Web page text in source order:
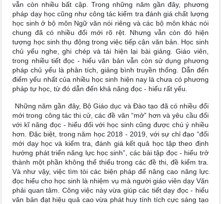
vẫn còn nhiều bất cập. Trong những năm gần đây, phương
pháp dạy học cũng như công tác kiểm tra đánh giá chất lượng
học sinh ở bộ môn Ngữ văn nói riêng và các bộ môn khác nói
chung đã có nhiều đổi mới rõ rệt. Nhưng vẫn còn đó hiện
tượng học sinh thụ động trong việc tiếp cận văn bản. Học sinh
chủ yếu nghe, ghi chép và tái hiện lại bài giảng. Giáo viên,
trong nhiều tiết đọc - hiểu văn bản vẫn còn sử dụng phương
pháp chủ yếu là phân tích, giảng bình truyền thống. Dẫn đến
điểm yếu nhất của nhiều học sinh hiện nay là chưa có phương
pháp tự học, từ đó dẫn đến khả năng đọc - hiểu rất yếu.
Những năm gần đây, Bộ Giáo dục và Đào tạo đã có nhiều đổi
mới trong công tác thi cử, các đề văn “mở” hơn và yêu cầu đối
với kĩ năng đọc - hiểu đối với học sinh cũng được chú ý nhiều
hơn. Đặc biệt, trong năm học 2018 - 2019, với sự chỉ đạo “đổi
mới dạy học và kiểm tra, đánh giá kết quả học tập theo định
hướng phát triển năng lực học sinh”, các bài tập đọc - hiểu trở
thành một phần không thể thiếu trong các đề thi, đề kiểm tra.
Và như vậy, việc tìm tòi các biện pháp để nâng cao năng lực
đọc hiểu cho học sinh là nhiệm vụ mà người giáo viên dạy Văn
phải quan tâm. Công việc này vừa giúp các tiết dạy đọc - hiểu
văn bản đạt hiệu quả cao vừa phát huy tính tích cực sáng tạo